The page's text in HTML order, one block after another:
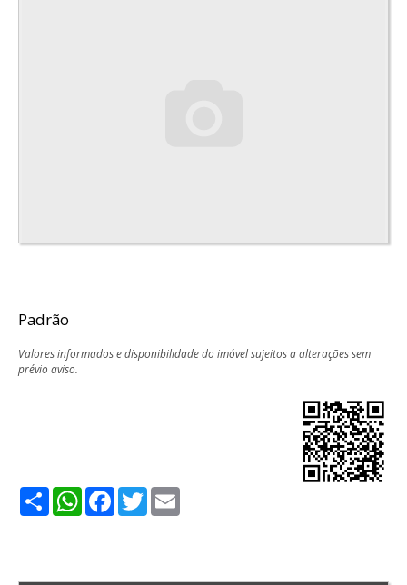
Padrão
Valores informados e disponibilidade do imóvel sujeitos a alterações sem
prévio aviso.
ShareWhatsApp
Facebook
Twitter